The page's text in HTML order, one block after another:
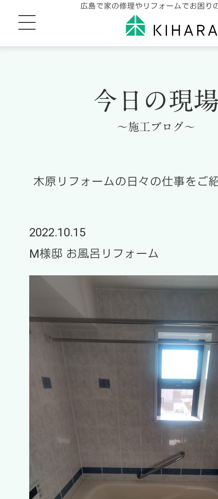
広島で家の修理やリフォームでお困り
今日の現
～施工ブログ～
木原リフォームの日々の仕事をご
2022.10.15
M様邸 お風呂リフォーム